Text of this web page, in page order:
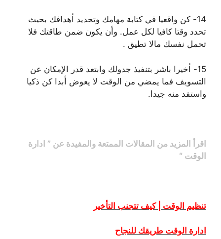
14- ﻛﻦ ﻭﺍﻗﻌﻴﺎ ﻓﻲ ﻛﺘﺎﺑﺔ ﻣﻬﺎﻣﻚ ﻭﺗﺤﺪﻳﺪ ﺃﻫﺪﺍﻓﻚ ﺑﺤﻴﺚ
ﺗﺤﺪﺩ ﻭﻗﺘﺎ ﻛﺎﻓﻴﺎ ﻟﻜﻞ ﻋﻤﻞ. ﻭﺃﻥ ﻳﻜﻮﻥ ﺿﻤﻦ ﻃﺎﻗﺘﻚ ﻓﻼ‌
ﺗﺤﻤﻞ ﻧﻔﺴﻚ ﻣﺎﻻ‌ ﺗﻄﻴﻖ .
15- ﺃﺧﻴﺮﺍ ﺑﺎﺷﺮ ﺑﺘﻨﻔﻴﺬ ﺟﺪﻭﻟﻚ ﻭﺍﺑﺘﻌﺪ ﻗﺪﺭ ﺍﻹﻣﻜﺎﻥ ﻋﻦ
ﺍﻟﺘﺴﻮﻳﻒ ﻓﻤﺎ ﻳﻤﻀﻲ ﻣﻦ ﺍﻟﻮﻗﺖ ﻻ‌ ﻳﻌﻮﺽ ﺃﺑﺪﺍ ﻛﻦ ﺫﻛﻴﺎ
ﻭﺍﺳﺘﻔﺪ ﻣﻨﻪ ﺟﻴﺪﺍ.
اقرأ المزيد من المقالات الممتعة والمفيدة عن ” ادارة
الوقت “
تنظيم الوقت | كيف تتجنب التأخير
ادارة الوقت طريقك للنجاح